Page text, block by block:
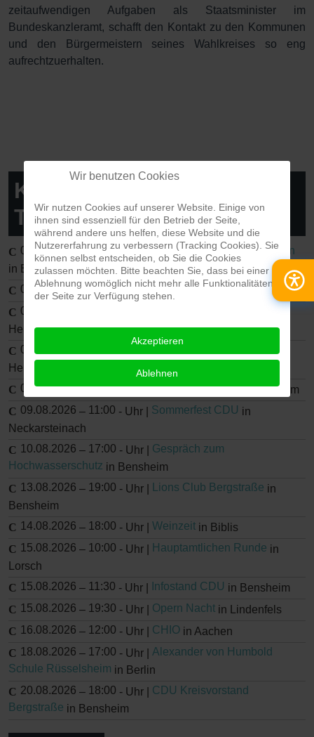
zeitaufwendigen Aufgaben als Staatsminister im
Bundeskanzleramt, schafft den Kontakt zu den Kommunen
und den Bürgermeistern seines Wahlkreises so eng
aufrechtzuerhalten.
Kalender – Kommende
Termine
06.08.2026–10:00-Uhr |Gespräch Demokratie Leben
in Bensheim
06.08.2026–13:30-Uhr |Rückbau KKWin Biblis
06.08.2026
Heppenheim
06.08.2026
Bürgersprechstunde
Heppenheim
07.08.2026–09:00-Uhr |Besuch Amazonin Viernheim
09.08.2026 – 11:00 - Uhr | Sommerfest CDU in
Neckarsteinach
10.08.2026 – 17:00 - Uhr | Gespräch zum
Hochwasserschutz in Bensheim
13.08.2026 – 19:00 - Uhr | Lions Club Bergstraße in
Bensheim
14.08.2026 – 18:00 - Uhr | Weinzeit in Biblis
15.08.2026 – 10:00 - Uhr | Hauptamtlichen Runde in
Lorsch
15.08.2026 – 11:30 - Uhr | Infostand CDU in Bensheim
15.08.2026 – 19:30 - Uhr | Opern Nacht in Lindenfels
16.08.2026 – 12:00 - Uhr | CHIO in Aachen
18.08.2026 – 17:00 - Uhr | Alexander von Humbold
Schule Rüsselsheim in Berlin
20.08.2026 – 18:00 - Uhr | CDU Kreisvorstand
Bergstraße in Bensheim
Wir benutzen Cookies
Wir nutzen Cookies auf unserer Website. Einige von
ihnen sind essenziell für den Betrieb der Seite,
während andere uns helfen, diese Website und die
Nutzererfahrung zu verbessern (Tracking Cookies). Sie
können selbst entscheiden, ob Sie die Cookies
zulassen möchten. Bitte beachten Sie, dass bei einer
Ablehnung womöglich nicht mehr alle Funktionalitäten
der Seite zur Verfügung stehen.
Akzeptieren
Ablehnen